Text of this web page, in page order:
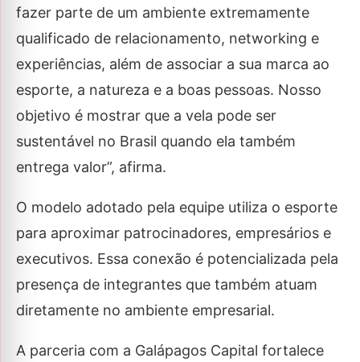
fazer parte de um ambiente extremamente
qualificado de relacionamento, networking e
experiências, além de associar a sua marca ao
esporte, a natureza e a boas pessoas. Nosso
objetivo é mostrar que a vela pode ser
sustentável no Brasil quando ela também
entrega valor”, afirma.
O modelo adotado pela equipe utiliza o esporte
para aproximar patrocinadores, empresários e
executivos. Essa conexão é potencializada pela
presença de integrantes que também atuam
diretamente no ambiente empresarial.
A parceria com a Galápagos Capital fortalece